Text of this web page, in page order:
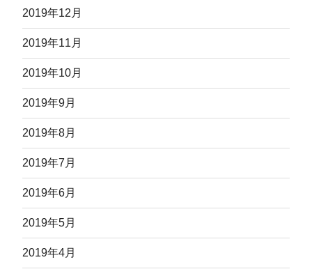
2019年12月
2019年11月
2019年10月
2019年9月
2019年8月
2019年7月
2019年6月
2019年5月
2019年4月